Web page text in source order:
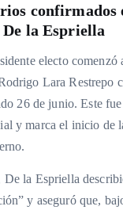
confirmados
De la Espriella
electo comenzó
Lara Restrepo
26 de junio. Este
y marca el inicio de
De la Espriella
y aseguró que,